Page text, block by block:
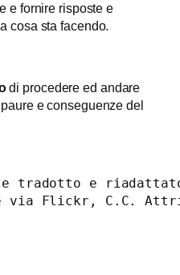
e fornire risposte e
cosa sta facendo.
di procedere ed andare
e conseguenze del
tradotto e
via Flickr, C.C.